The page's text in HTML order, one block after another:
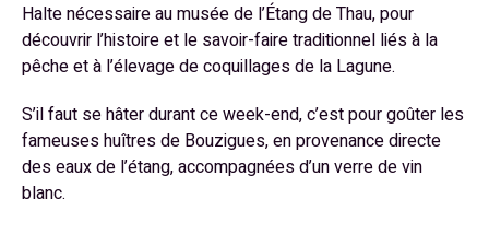
Halte nécessaire au musée de l’Étang de Thau, pour
découvrir l’histoire et le savoir-faire traditionnel liés à la
pêche et à l’élevage de coquillages de la Lagune.
S’il faut se hâter durant ce week-end, c’est pour goûter les
fameuses huîtres de Bouzigues, en provenance directe
des eaux de l’étang, accompagnées d’un verre de vin
blanc.